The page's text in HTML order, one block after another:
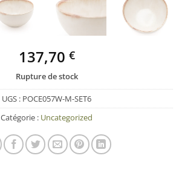
137,70 €
Rupture de stock
UGS : POCE057W-M-SET6
Catégorie : Uncategorized